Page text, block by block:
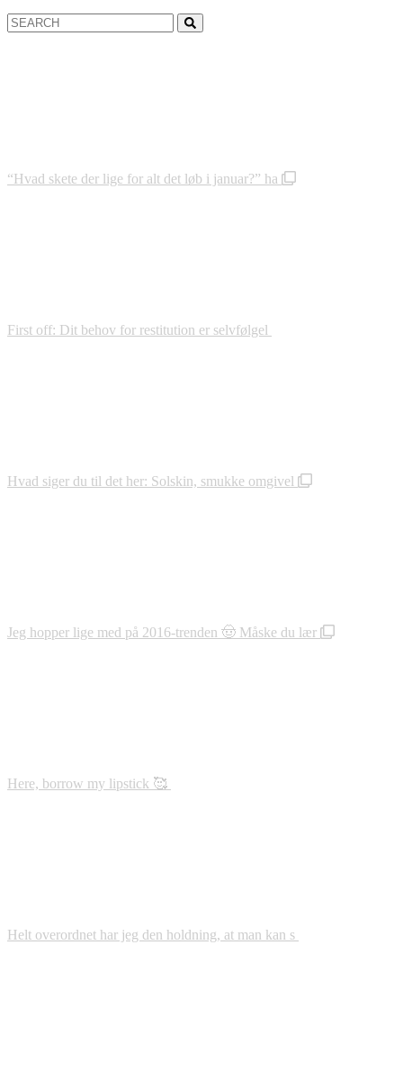
Search
for:
“Hvad skete der lige for alt det løb i januar?” ha
First off: Dit behov for restitution er selvfølgel
Hvad siger du til det her: Solskin, smukke omgivel
Jeg hopper lige med på 2016-trenden 🤠 Måske du lær
Here, borrow my lipstick 🥰
Helt overordnet har jeg den holdning, at man kan s